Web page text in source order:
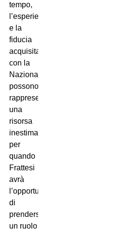
tempo,
l’esperienza
e la
fiducia
acquisita
con la
Nazionale
possono
rappresentare
una
risorsa
inestimabile
per
quando
Frattesi
avrà
l’opportunità
di
prendersi
un ruolo